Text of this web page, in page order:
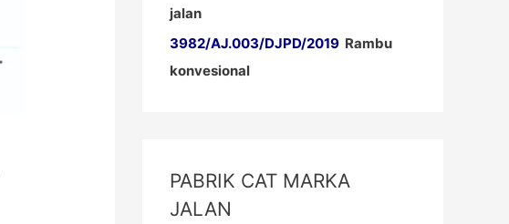
jalan
3982/AJ.003/DJPD/2019 Rambu
konvesional
PABRIK CAT MARKA
JALAN